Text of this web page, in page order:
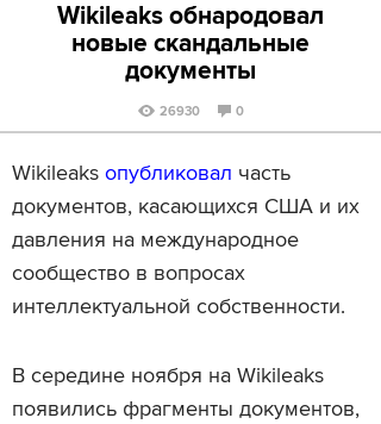
Wikileaks обнародовал
новые скандальные
документы
26930 0
Wikileaks опубликовал часть
документов, касающихся США и их
давления на международное
сообщество в вопросах
интеллектуальной собственности.
В середине ноября на Wikileaks
появились фрагменты документов,